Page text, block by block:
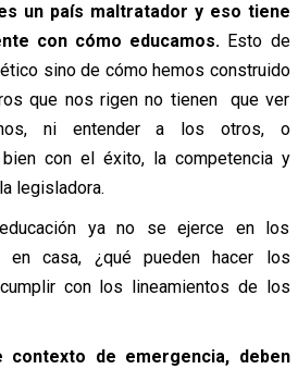
un país maltratador y eso tiene
con cómo educamos. Esto de
sino de cómo hemos construido
que nos rigen no tienen que ver
ni entender a los otros, o
con el éxito, la competencia y
legisladora.
ya no se ejerce en los
en casa, ¿qué pueden hacer los
con los lineamientos de los
de emergencia, deben